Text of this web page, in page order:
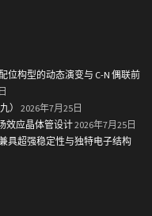
位构型的动态演变与 C-N 偶联前
）
2026年7月25日
效应晶体管设计2026年7月25日
具超强稳定性与独特电子结构